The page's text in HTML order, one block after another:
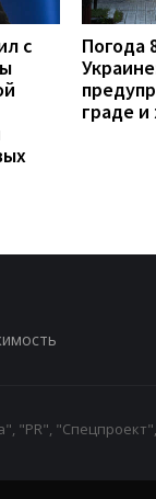
с
Погода
граде
"PR",